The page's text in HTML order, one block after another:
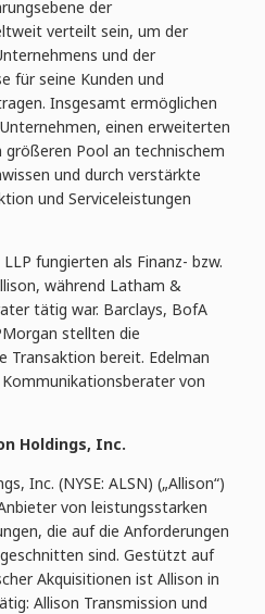
der
verteilt sein, um der
und der
für seine Kunden und
Insgesamt ermöglichen
einen erweiterten
Pool an technischem
und durch verstärkte
und Serviceleistungen
fungierten als Finanz- bzw.
während Latham &
tätig war. Barclays, BofA
stellten die
Transaktion bereit. Edelman
von
Holdings, Inc.
Inc. (NYSE: ALSN) („Allison“)
von leistungsstarken
die auf die Anforderungen
sind. Gestützt auf
Akquisitionen ist Allison in
Allison Transmission und